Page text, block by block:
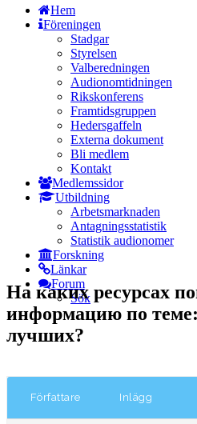
Hem
Föreningen
Stadgar
Styrelsen
Valberedningen
Audionomtidningen
Rikskonferens
Framtidsgruppen
Hedersgaffeln
Externa dokument
Bli medlem
Kontakt
Medlemssidor
Utbildning
Arbetsmarknaden
Antagningsstatistik
Statistik audionomer
Forskning
Länkar
Forum
Sök
На каких ресурсах
информацию по
лучших?
Författare Inlägg